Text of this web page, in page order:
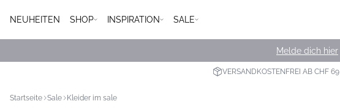
NEUHEITEN SHOP INSPIRATION SALE
Melde dich hier
VERSANDKOSTENFREI AB CHF 69
Startseite Sale Kleider im sale